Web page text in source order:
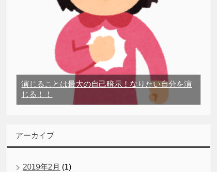
演じることは最大の自己暗示！なりたい自分を演
じる！！
アーカイブ
2019年2月 (1)